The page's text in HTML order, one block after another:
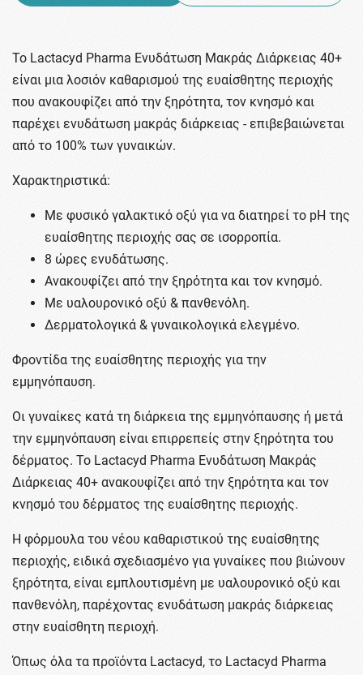
Το Lactacyd Pharma Ενυδάτωση Μακράς Διάρκειας 40+
είναι μια λοσιόν καθαρισμού της ευαίσθητης περιοχής
που ανακουφίζει από την ξηρότητα, τον κνησμό και
παρέχει ενυδάτωση μακράς διάρκειας - επιβεβαιώνεται
από το 100% των γυναικών.
Χαρακτηριστικά:
Με φυσικό γαλακτικό οξύ για να διατηρεί το pH της
ευαίσθητης περιοχής σας σε ισορροπία.
8 ώρες ενυδάτωσης.
Ανακουφίζει από την ξηρότητα και τον κνησμό.
Με υαλουρονικό οξύ & πανθενόλη.
Δερματολογικά & γυναικολογικά ελεγμένο.
Φροντίδα της ευαίσθητης περιοχής για την
εμμηνόπαυση.
Οι γυναίκες κατά τη διάρκεια της εμμηνόπαυσης ή μετά
την εμμηνόπαυση είναι επιρρεπείς στην ξηρότητα του
δέρματος. Το Lactacyd Pharma Ενυδάτωση Μακράς
Διάρκειας 40+ ανακουφίζει από την ξηρότητα και τον
κνησμό του δέρματος της ευαίσθητης περιοχής.
Η φόρμουλα του νέου καθαριστικού της ευαίσθητης
περιοχής, ειδικά σχεδιασμένο για γυναίκες που βιώνουν
ξηρότητα, είναι εμπλουτισμένη με υαλουρονικό οξύ και
πανθενόλη, παρέχοντας ενυδάτωση μακράς διάρκειας
στην ευαίσθητη περιοχή.
Όπως όλα τα προϊόντα Lactacyd, το Lactacyd Pharma